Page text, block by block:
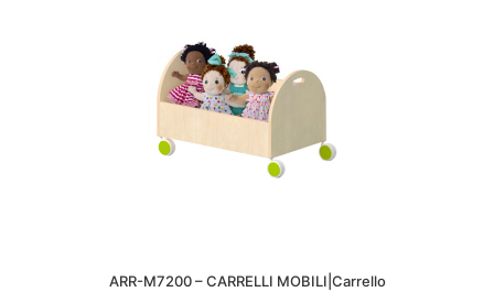
ARR-M7200 – CARRELLI MOBILI|Carrello